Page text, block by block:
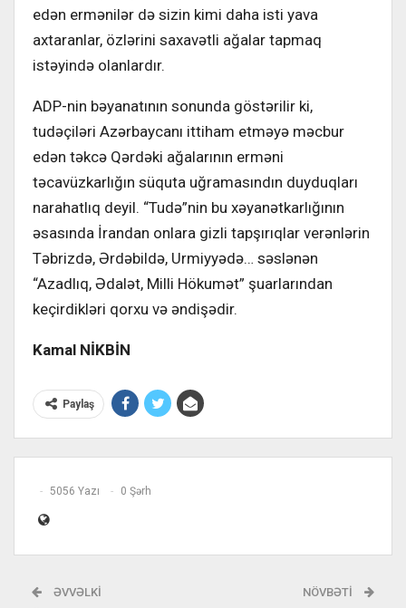
edən ermənilər də sizin kimi daha isti yava
axtaranlar, özlərini saxavətli ağalar tapmaq
istəyində olanlardır.
ADP-nin bəyanatının sonunda göstərilir ki,
tudəçiləri Azərbaycanı itti­ham etməyə məcbur
edən təkcə Qər­dəki ağalarının erməni
təcavüzkarlığın süquta uğramasındın duyduqları
nara­hatlıq deyil. “Tudə”nin bu xəyanətkar­lığının
əsasında İrandan onlara gizli tapşırıqlar verənlərin
Təbrizdə, Ərdə­bildə, Urmiyyədə… səslənən
“Azadlıq, Ədalət, Milli Hökumət” şuarlarından
keçirdikləri qorxu və əndişədir.
Kamal NİKBİN
Paylaş
5056 Yazı 0 Şərh
ƏVVƏLKI NÖVBƏTI